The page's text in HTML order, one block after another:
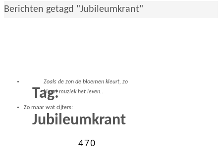
Home
Berichten getagd "Jubileumkrant"
Tag:
Jubileumkrant
Zoals de zon de bloemen kleurt, zo
kleurt muziek het leven..
Zo maar wat cijfers:
470